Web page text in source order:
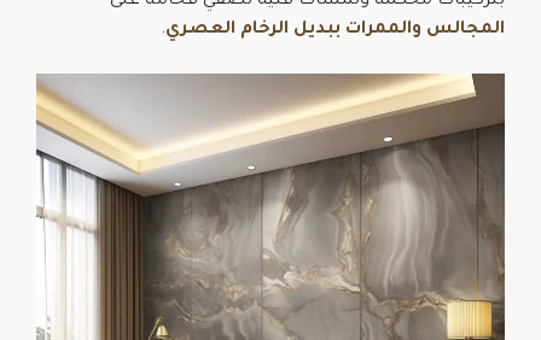
المجالس والممرات ببديل الرخام العصري.